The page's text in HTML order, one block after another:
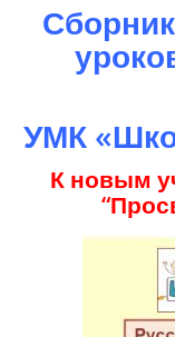
УМК
К новым